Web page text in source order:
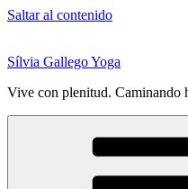
Saltar al contenido
Sílvia Gallego Yoga
Vive con plenitud. Caminando